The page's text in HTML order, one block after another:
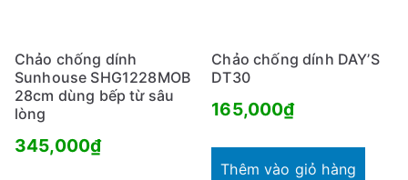
Chảo chống dính
Sunhouse SHG1228MOB
28cm dùng bếp từ sâu
lòng
345,000₫
Chảo chống dính DAY’S
DT30
165,000₫
Thêm vào giỏ hàng